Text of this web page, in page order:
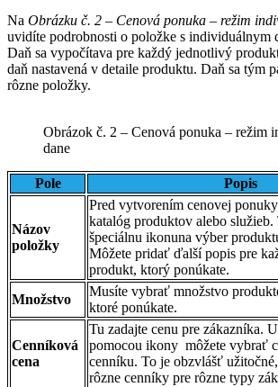
Na Obrázku č. 2 – Cenová ponuka – režim
uvidíte podrobnosti o položke s individuálnym
Daň sa vypočítava pre každý jednotlivý
daň nastavená v detaile produktu. Daň sa tým
rôzne položky.
Obrázok č. 2 – Cenová ponuka – režim
dane
Pole Popis
Názov
položky
Pred vytvorením cenovej
katalóg produktov alebo
špeciálnu ikonuna výber
Môžete pridať ďalší popis pre
produkt, ktorý ponúkate.
Množstvo
Musíte vybrať množstvo
ktoré ponúkate.
Cenníková
cena
Tu zadajte cenu pre zákazníka.
pomocou ikony môžete vybrať
cenníku. To je obzvlášť
rôzne cenníky pre rôzne typy